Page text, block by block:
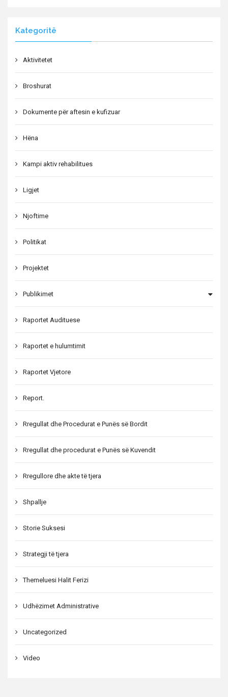
Kategoritë
Aktivitetet
Broshurat
Dokumente për aftesin e kufizuar
Hëna
Kampi aktiv rehabilitues
Ligjet
Njoftime
Politikat
Projektet
Publikimet
Raportet Audituese
Raportet e hulumtimit
Raportet Vjetore
Report.
Rregullat dhe Procedurat e Punës së Bordit
Rregullat dhe procedurat e Punës së Kuvendit
Rregullore dhe akte të tjera
Shpallje
Storie Suksesi
Strategji të tjera
Themeluesi Halit Ferizi
Udhëzimet Administrative
Uncategorized
Video